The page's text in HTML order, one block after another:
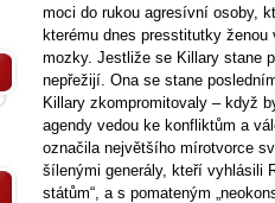
moci do rukou agresívní osoby,
kterému dnes presstitutky
mozky. Jestliže se Killary stane
nepřežijí. Ona se stane
Killary zkompromitovaly – když
agendy vedou ke konfliktům a
označila největšího mírotvorce
šílenými generály, kteří vyhlásili
státům“, a s pomateným